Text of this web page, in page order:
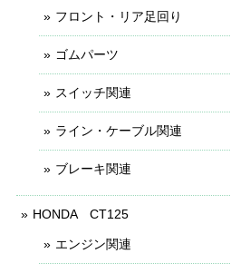
フロント・リア足回り
ゴムパーツ
スイッチ関連
ライン・ケーブル関連
ブレーキ関連
HONDA CT125
エンジン関連